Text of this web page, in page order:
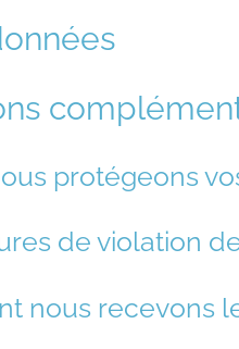
protégeons
de violation
nous recevons